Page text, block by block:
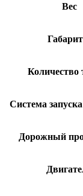
Вес
Количество
Система
Дорожный